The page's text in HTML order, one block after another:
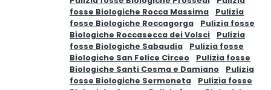
fosse Biologiche Rocca Massima
Pulizia
fosse Biologiche Roccagorga
Pulizia fosse
Biologiche Roccasecca dei Volsci
Pulizia
fosse Biologiche Sabaudia
Pulizia fosse
Biologiche San Felice Circeo
Pulizia fosse
Biologiche Santi Cosma e Damiano
Pulizia
fosse Biologiche Sermoneta
Pulizia fosse